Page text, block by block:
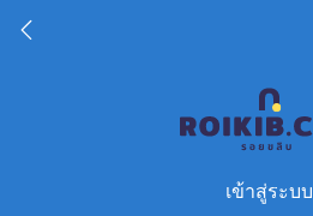
เข้าสู่ระบบ